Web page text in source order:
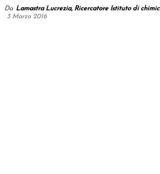
Da Lamastra Lucrezia, Ricercatore Istituto di
3 Marzo 2016